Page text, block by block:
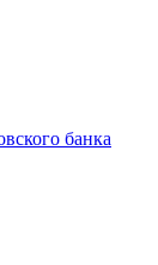
банка